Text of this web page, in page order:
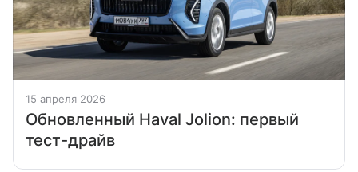
15 апреля 2026
Обновленный Haval Jolion: первый
тест-драйв